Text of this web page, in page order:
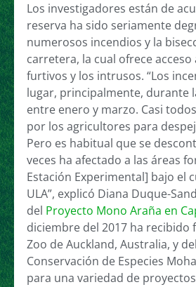
Los investigadores están de
reserva ha sido seriamente
numerosos incendios y la
carretera, la cual ofrece acceso
furtivos y los intrusos. “Los
lugar, principalmente, durante
entre enero y marzo. Casi
por los agricultores para
Pero es habitual que se
veces ha afectado a las áreas
Estación Experimental] bajo el
ULA”, explicó Diana Duque-
del Proyecto Mono Araña en
diciembre del 2017 ha recibido
Zoo de Auckland, Australia, y
Conservación de Especies
para una variedad de